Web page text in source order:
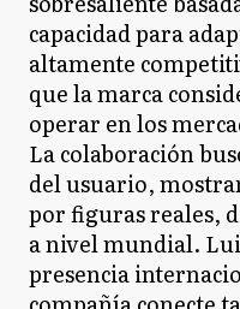
capacidad para
altamente
que la marca
operar en los
La colaboración
del usuario,
por figuras reales,
a nivel mundial.
presencia